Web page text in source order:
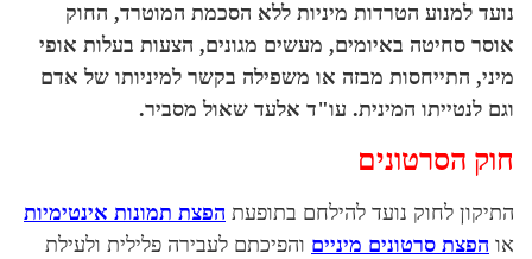
נועד למנוע הטרדות מיניות ללא הסכמת המוטרד, החוק
אוסר סחיטה באיומים, מעשים מגונים, הצעות בעלות אופי
מיני, התייחסות מבזה או משפילה בקשר למיניותו של אדם
וגם לנטייתו המינית. עו"ד אלעד שאול מסביר.
חוק הסרטונים
התיקון לחוק נועד להילחם בתופעת הפצת תמונות אינטימיות
או הפצת סרטונים מיניים והפיכתם לעבירה פלילית ולעילת